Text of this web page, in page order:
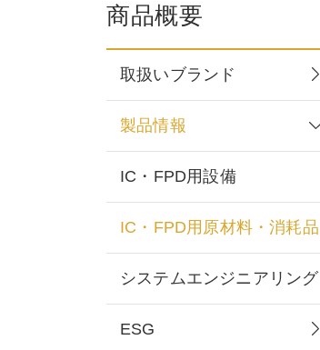
商品概要
取扱いブランド
製品情報
IC・FPD用設備
IC・FPD用原材料・消耗品
システムエンジニアリング
ESG